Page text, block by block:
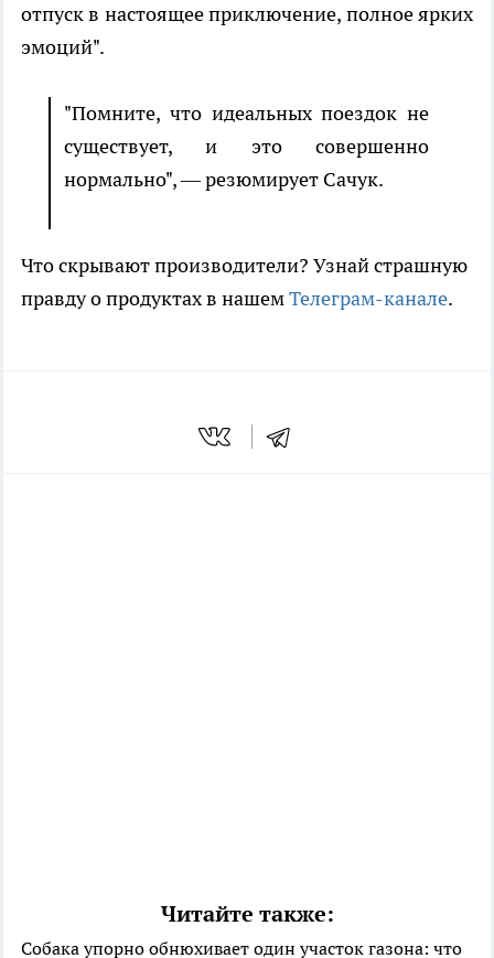
отпуск в настоящее приключение, полное ярких
эмоций".
"Помните, что идеальных поездок не
существует, и это совершенно
нормально", — резюмирует Сачук.
Что скрывают производители? Узнай страшную
правду о продуктах в нашемТелеграм-канале.
Читайте также:
Собака упорно обнюхивает один участок газона: что